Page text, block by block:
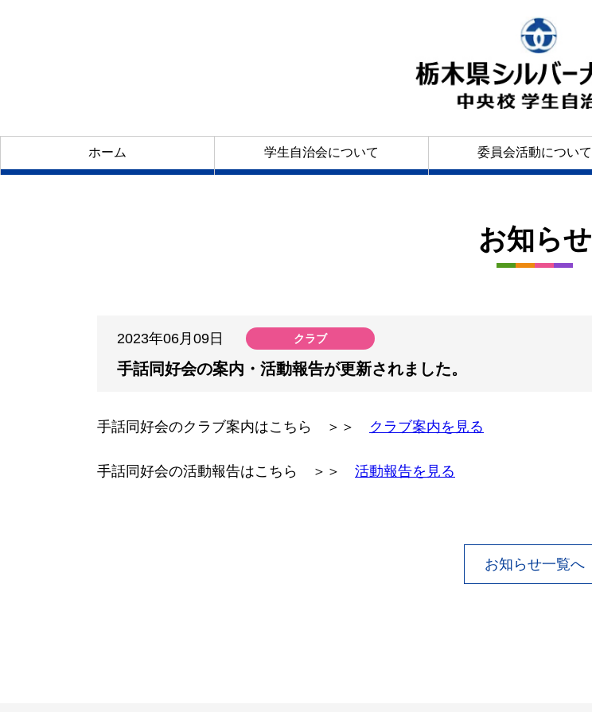
ホーム 学生自治会について 委員会活動について
お知らせ
2023年06月09日 クラブ
手話同好会の案内・活動報告が更新されました。
手話同好会のクラブ案内はこちら ＞＞ クラブ案内を見る
手話同好会の活動報告はこちら ＞＞ 活動報告を見る
お知らせ一覧へ